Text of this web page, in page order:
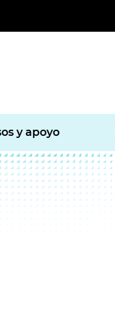
y apoyo